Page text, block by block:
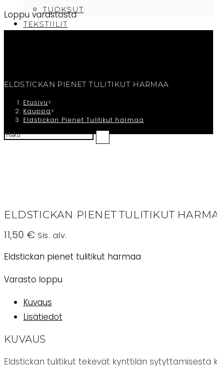
TUOKSUT
TEKSTIILIT
CAFE SAMMI
OSTOSKORI
Loppu varastosta
ELDSTICKAN PIENET TULITIKUT HARMAA
Etusivu>
Kauppa>
Eldstickan Pienet Tulitikut harmaa
ELDSTICKAN PIENET TULITIKUT
11,50 € Sis. alv.
Eldstickan pienet tulitikut harmaa
Varasto loppu
Kuvaus
Lisätiedot
KUVAUS
Eldstickan tulitikut tekevät kynttilän sytyttämisestä